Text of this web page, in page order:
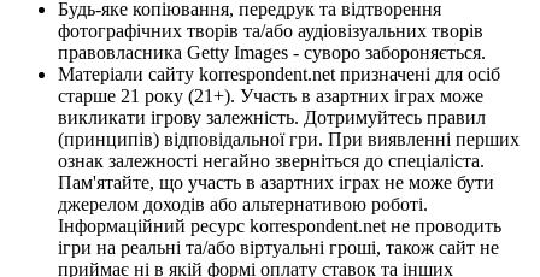
Будь-яке копіювання, передрук та відтворення
фотографічних творів та/або аудіовізуальних творів
правовласника Getty Images - суворо забороняється.
Матеріали сайту korrespondent.net призначені для осіб
старше 21 року (21+). Участь в азартних іграх може
викликати ігрову залежність. Дотримуйтесь правил
(принципів) відповідальної гри. При виявленні перших
ознак залежності негайно зверніться до спеціаліста.
Пам'ятайте, що участь в азартних іграх не може бути
джерелом доходів або альтернативою роботі.
Інформаційний ресурс korrespondent.net не проводить
ігри на реальні та/або віртуальні гроші, також сайт не
приймає ні в якій формі оплату ставок та інших